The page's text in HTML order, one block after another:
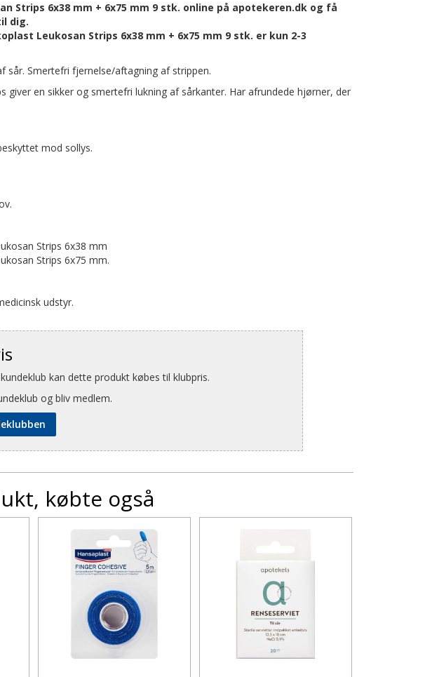
Strips 6x38 mm + 6x75 mm 9 stk. online på apotekeren.dk og få
dig.
Leukosan Strips 6x38 mm + 6x75 mm 9 stk. er kun 2-3
sår. Smertefri fjernelse/aftagning af strippen.
giver en sikker og smertefri lukning af sårkanter. Har afrundede hjørner, der
mod sollys.
Strips 6x38 mm
Strips 6x75 mm.
udstyr.
kan dette produkt købes til klubpris.
og bliv medlem.
købte også